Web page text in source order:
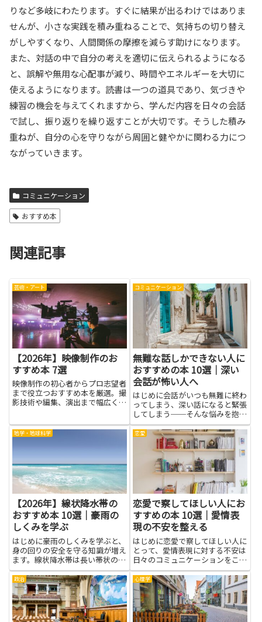
りなど多岐にわたります。すぐに結果が出るわけではありま
せんが、小さな実践を積み重ねることで、気持ちの切り替え
がしやすくなり、人間関係の摩擦を減らす助けになります。
また、対話の中で自分の考えを適切に伝えられるようになる
と、誤解や無用な心配事が減り、時間やエネルギーを大切に
使えるようになります。読書は一つの道具であり、気づきや
練習の機会を与えてくれますから、学んだ内容を日々の会話
で試し、振り返りを繰り返すことが大切です。そうした積み
重ねが、自分の心を守りながら周囲と健やかに関わる力につ
ながっていきます。
コミュニケーション
おすすめ本
関連記事
芸術・アート
【2026年】映像制作のお
すすめ本 7選
映像制作の初心者からプロ志望者
まで役立つおすすめ本を厳選。撮
影技術や編集、演出まで幅広く学
コミュニケーション
無難な話しかできない人に
おすすめの本 10選｜深い
会話が怖い人へ
はじめに会話がいつも無難に終わ
ってしまう、深い話になると緊張
してしまう──そんな悩みを抱え
る人にとって、本は落ち着いて学
べる頼りになる道具です。無難な
話しかできない人でも、読書を通
じて相手の立場に立つ力や質問の
組み立て方、共感の示し方など
地学・地球科学
【2026年】線状降水帯の
おすすめ本 10選｜豪雨の
しくみを学ぶ
はじめに豪雨のしくみを学ぶと、
身の回りの安全を守る知識が増え
ます。線状降水帯は長い帯状の雨
で、突然の大雨や洪水を引き起こ
す原因の一つです。このテーマを
扱う本を手に取ると、雨がどのよ
うに集まり、どんな特徴があるの
かを、難しくない言葉で理解で
き...
恋愛
恋愛で察してほしい人にお
すすめの本 10選｜愛情表
現の不安を整える
はじめに恋愛で察してほしい人に
とって、愛情表現に対する不安は
日々のコミュニケーションをこわ
ばらせる原因になりやすいもので
す。本を読むことで、自分がなぜ
察してほしいと感じるのか、その
背後にある心の動きやパターンを
知る手がかりが得られます。言
葉...
政治 心理学